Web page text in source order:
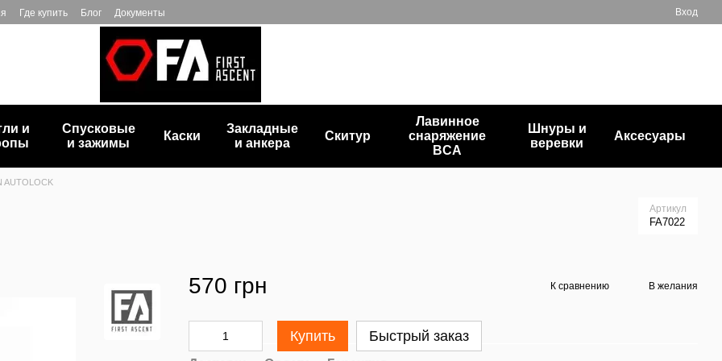
Где купить Блог Документы Вход
и
Спусковые
и зажимы
Каски
Закладные
и анкера
Скитур
Лавинное
снаряжение
BCA
Шнуры и
веревки
Аксесуары
AUTOLOCK
Артикул
FA7022
570 грн К сравнению В желания
Купить Быстрый заказ